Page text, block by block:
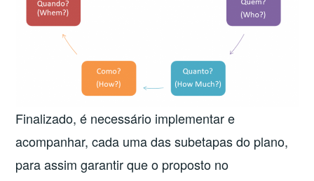
Finalizado, é necessário implementar e
acompanhar, cada uma das subetapas do plano,
para assim garantir que o proposto no